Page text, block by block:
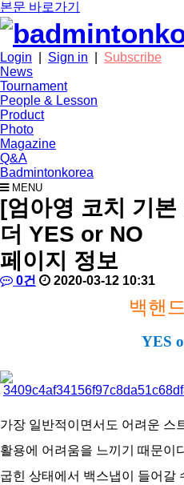
본문 바로가기
Login Sign in
Subscribe
News
Tournament
People & Lesson
Product
Photo
Magazine
Q&A
Badmintonkorea
MENU
people
[엄아영 코치 기
더 YES or NO
페이지 정보
작
배
댓 0건 작 2020-03-12 10:31
백핸
YES
가장 일반적이면서도 어려운 스
활용에 어려움을 느끼기 때문이
굽힌 상태에서 백스냅이 들어갈